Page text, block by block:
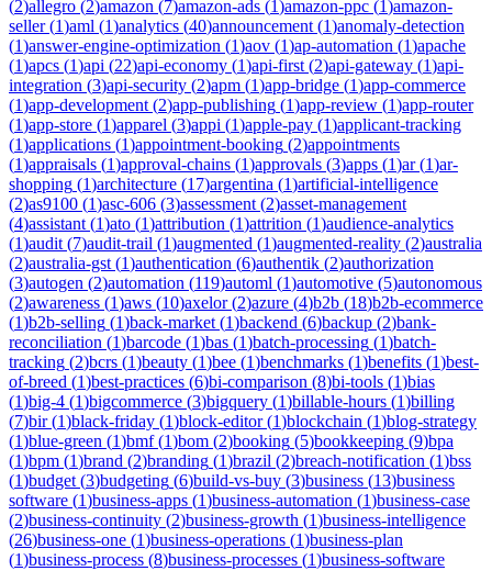
(2)allegro (2)amazon (7)amazon-ads (1)amazon-ppc (1)amazon-
seller(1)aml (1)analytics (40)announcement (1)anomaly-detection
(1)answer-engine-optimization (1)aov (1)ap-automation (1)apache
(1)apcs (1)api (22)api-economy (1)api-first (2)api-gateway (1)api-
integration (3)api-security (2)apm (1)app-bridge (1)app-commerce
(1)app-development (2)app-publishing (1)app-review (1)app-router
(1)app-store (1)apparel (3)appi (1)apple-pay (1)applicant-tracking
(1)applications (1)appointment-booking (2)appointments
(1)appraisals (1)approval-chains (1)approvals (3)apps (1)ar(1)ar-
shopping (1)architecture (17)argentina (1)artificial-intelligence
(2)as9100 (1)asc-606 (3)assessment (2)asset-management
(4)assistant (1)ato (1)attribution (1)attrition (1)audience-analytics
(1)audit (7)audit-trail (1)augmented (1)augmented-reality (2)australia
(2)australia-gst (1)authentication (6)authentik (2)authorization
(3)autogen (2)automation (119)automl (1)automotive (5)autonomous
(2)awareness (1)aws (10)axelor(2)azure (4)b2b (18)b2b-ecommerce
(1)b2b-selling (1)back-market (1)backend (6)backup (2)bank-
reconciliation (1)barcode (1)bas (1)batch-processing (1)batch-
tracking (2)bcrs (1)beauty (1)bee (1)benchmarks (1)benefits (1)best-
of-breed (1)best-practices (6)bi-comparison (8)bi-tools (1)bias
(1)big-4 (1)bigcommerce (3)bigquery (1)billable-hours (1)billing
(7)bir(1)black-friday (1)block-editor(1)blockchain (1)blog-strategy
(1)blue-green (1)bmf(1)bom (2)booking (5)bookkeeping (9)bpa
(1)bpm (1)brand (2)branding (1)brazil (2)breach-notification (1)bss
(1)budget (3)budgeting (6)build-vs-buy (3)business (13)business
software (1)business-apps (1)business-automation (1)business-case
(2)business-continuity (2)business-growth (1)business-intelligence
(26)business-one (1)business-operations (1)business-plan
(1)business-process (8)business-processes (1)business-software